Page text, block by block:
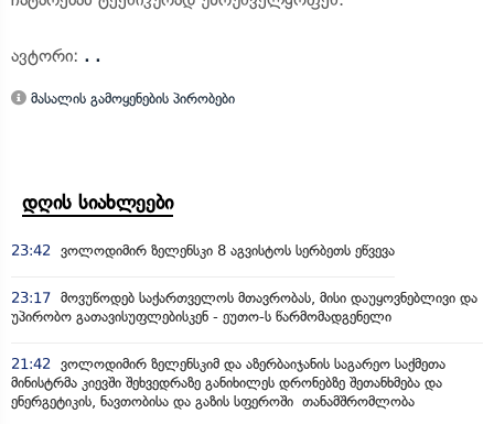
ავტორი: . .
მასალის გამოყენების პირობები
დღის სიახლეები
23:42 ვოლოდიმირ ზელენსკი 8 აგვისტოს სერბეთს ეწვევა
23:17 მოვუწოდებ საქართველოს მთავრობას, მისი დაუყოვნებლივი და
უპირობო გათავისუფლებისკენ - ეუთო-ს წარმომადგენელი
21:42
ვოლოდიმირ ზელენსკიმ და აზერბაიჯანის საგარეო საქმეთა
მინისტრმა კიევში შეხვედრაზე განიხილეს დრონებზე შეთანხმება და
ენერგეტიკის, ნავთობისა და გაზის სფეროში თანამშრომლობა